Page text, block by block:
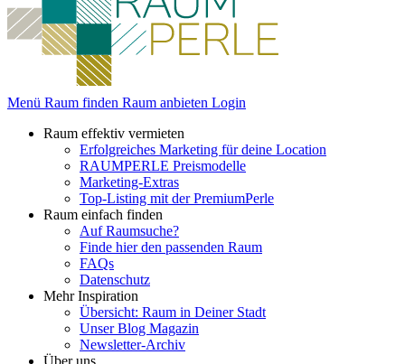
Menü Raum finden Raum anbieten Login
Raum effektiv vermieten
Erfolgreiches Marketing für deine Location
RAUMPERLE Preismodelle
Marketing-Extras
Top-Listing mit der PremiumPerle
Raum einfach finden
Auf Raumsuche?
Finde hier den passenden Raum
FAQs
Datenschutz
Mehr Inspiration
Übersicht: Raum in Deiner Stadt
Unser Blog Magazin
Newsletter-Archiv
Über uns